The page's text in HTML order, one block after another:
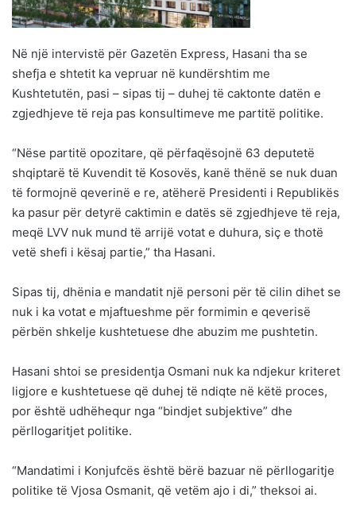
Në një intervistë për Gazetën Express, Hasani tha se
shefja e shtetit ka vepruar në kundërshtim me
Kushtetutën, pasi – sipas tij – duhej të caktonte datën e
zgjedhjeve të reja pas konsultimeve me partitë politike.
“Nëse partitë opozitare, që përfaqësojnë 63 deputetë
shqiptarë të Kuvendit të Kosovës, kanë thënë se nuk duan
të formojnë qeverinë e re, atëherë Presidenti i Republikës
ka pasur për detyrë caktimin e datës së zgjedhjeve të reja,
meqë LVV nuk mund të arrijë votat e duhura, siç e thotë
vetë shefi i kësaj partie,” tha Hasani.
Sipas tij, dhënia e mandatit një personi për të cilin dihet se
nuk i ka votat e mjaftueshme për formimin e qeverisë
përbën shkelje kushtetuese dhe abuzim me pushtetin.
Hasani shtoi se presidentja Osmani nuk ka ndjekur kriteret
ligjore e kushtetuese që duhej të ndiqte në këtë proces,
por është udhëhequr nga “bindjet subjektive” dhe
përllogaritjet politike.
“Mandatimi i Konjufcës është bërë bazuar në përllogaritje
politike të Vjosa Osmanit, që vetëm ajo i di,” theksoi ai.